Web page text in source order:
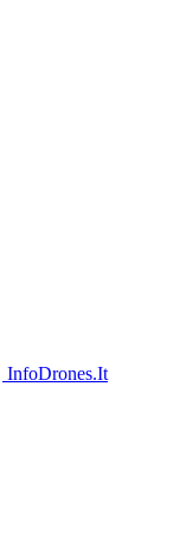
InfoDrones.It